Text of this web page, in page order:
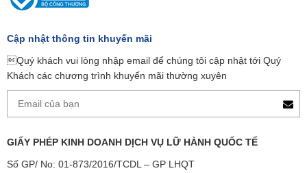
Cập nhật thông tin khuyến mãi
Quý khách vui lòng nhập email để chúng tôi cập nhật tới Quý
Khách các chương trình khuyến mãi thường xuyên
GIẤY PHÉP KINH DOANH DỊCH VỤ LỮ HÀNH QUỐC TẾ
Số GP/ No: 01-873/2016/TCDL – GP LHQT